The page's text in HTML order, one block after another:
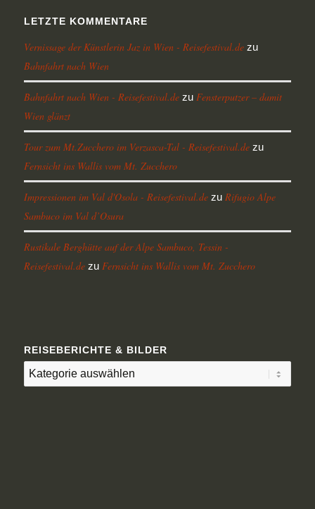
LETZTE KOMMENTARE
Vernissage der Künstlerin Jaz in Wien - Reisefestival.dezu
Bahnfahrt nach Wien
Bahnfahrt nach Wien - Reisefestival.dezu Fensterputzer – damit
Wien glänzt
Tour zum Mt.Zucchero im Verzasca-Tal - Reisefestival.dezu
Fernsicht ins Wallis vom Mt. Zucchero
Impressionen im Val d'Osola - Reisefestival.dezu Rifugio Alpe
Sambuco im Val d’Osura
Rustikale Berghütte auf der Alpe Sambuco, Tessin -
Reisefestival.dezu Fernsicht ins Wallis vom Mt. Zucchero
REISEBERICHTE & BILDER
Reiseberichte
&